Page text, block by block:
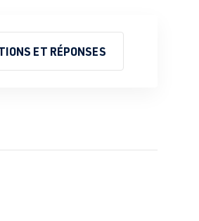
ET RÉPONSES